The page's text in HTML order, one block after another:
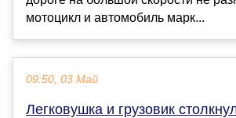
мотоцикл и автомобиль марк...
09:50, 03 Май
Легковушка и грузовик